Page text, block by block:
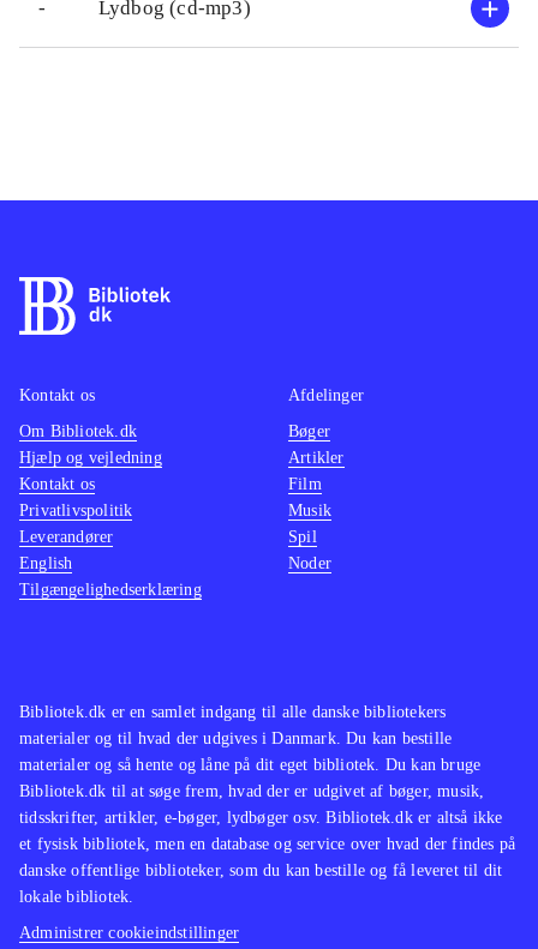
- Lydbog (cd-mp3)
Bibliotek.dk er en samlet indgang til alle danske bibliotekers
materialer og til hvad der udgives i Danmark. Du kan bestille
materialer og så hente og låne på dit eget bibliotek. Du kan bruge
Bibliotek.dk til at søge frem, hvad der er udgivet af bøger, musik,
tidsskrifter, artikler, e-bøger, lydbøger osv. Bibliotek.dk er altså ikke
et fysisk bibliotek, men en database og service over hvad der findes på
danske offentlige biblioteker, som du kan bestille og få leveret til dit
lokale bibliotek.
Administrer cookieindstillinger
Kontakt os
Om Bibliotek.dk
Hjælp og vejledning
Kontakt os
Privatlivspolitik
Leverandører
English
Tilgængelighedserklæring
Afdelinger
Bøger
Artikler
Film
Musik
Spil
Noder